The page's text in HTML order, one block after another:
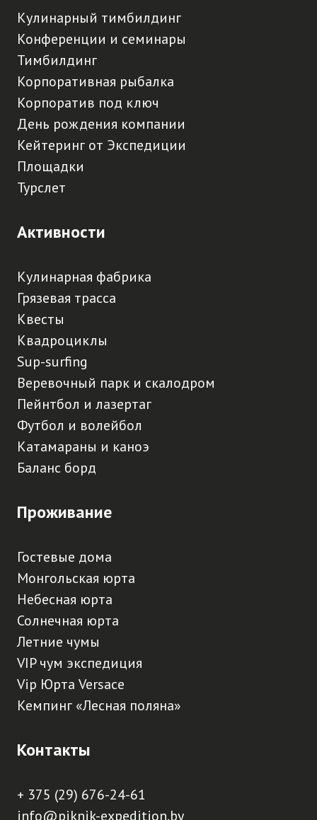
Кулинарный тимбилдинг
Конференции и семинары
Тимбилдинг
Корпоративная рыбалка
Корпоратив под ключ
День рождения компании
Кейтеринг от Экспедиции
Площадки
Турслет
Активности
Кулинарная фабрика
Грязевая трасса
Квесты
Квадроциклы
Sup-surfing
Веревочный парк и скалодром
Пейнтбол и лазертаг
Футбол и волейбол
Катамараны и каноэ
Баланс борд
Проживание
Гостевые дома
Монгольская юрта
Небесная юрта
Солнечная юрта
Летние чумы
VIP чум экспедиция
Vip Юрта Versace
Кемпинг «Лесная поляна»
Контакты
+ 375 (29) 676-24-61
info@piknik-expedition.by